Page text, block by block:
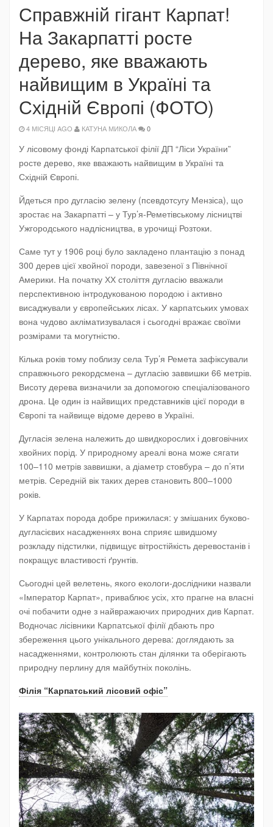
Справжній гігант Карпат!
На Закарпатті росте
дерево, яке вважають
найвищим в Україні та
Східній Європі (ФОТО)
4 МІСЯЦІ AGO КАТУНА МИКОЛА 0
У лісовому фонді Карпатської філії ДП “Ліси України”
росте дерево, яке вважають найвищим в Україні та
Східній Європі.
Йдеться про дугласію зелену (псевдотсугу Мензіса), що
зростає на Закарпатті – у Тур’я-Реметівському лісництві
Ужгородського надлісництва, в урочищі Розтоки.
Саме тут у 1906 році було закладено плантацію з понад
300 дерев цієї хвойної породи, завезеної з Північної
Америки. На початку ХХ століття дугласію вважали
перспективною інтродукованою породою і активно
висаджували у європейських лісах. У карпатських умовах
вона чудово акліматизувалася і сьогодні вражає своїми
розмірами та могутністю.
Кілька років тому поблизу села Тур’я Ремета зафіксували
справжнього рекордсмена – дугласію заввишки 66 метрів.
Висоту дерева визначили за допомогою спеціалізованого
дрона. Це один із найвищих представників цієї породи в
Європі та найвище відоме дерево в Україні.
Дугласія зелена належить до швидкорослих і довговічних
хвойних порід. У природному ареалі вона може сягати
100–110 метрів заввишки, а діаметр стовбура – до п’яти
метрів. Середній вік таких дерев становить 800–1000
років.
У Карпатах порода добре прижилася: у змішаних буково-
дугласієвих насадженнях вона сприяє швидшому
розкладу підстилки, підвищує вітростійкість деревостанів і
покращує властивості ґрунтів.
Сьогодні цей велетень, якого екологи-дослідники назвали
«Імператор Карпат», приваблює усіх, хто прагне на власні
очі побачити одне з найвражаючих природних див Карпат.
Водночас лісівники Карпатської філії дбають про
збереження цього унікального дерева: доглядають за
насадженнями, контролюють стан ділянки та оберігають
природну перлину для майбутніх поколінь.
Філія “Карпатський лісовий офіс”